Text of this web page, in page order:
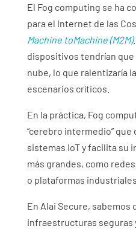
El Fog computing se ha
para el Internet de las
Machine toMachine (M2M)
dispositivos tendrían
nube, lo que ralentizaría
escenarios críticos.
En la práctica, Fog
“cerebro intermedio” que
sistemas IoT y facilita su
más grandes, como
o plataformas industriales.
En Alai Secure, sabemos
infraestructuras seguras